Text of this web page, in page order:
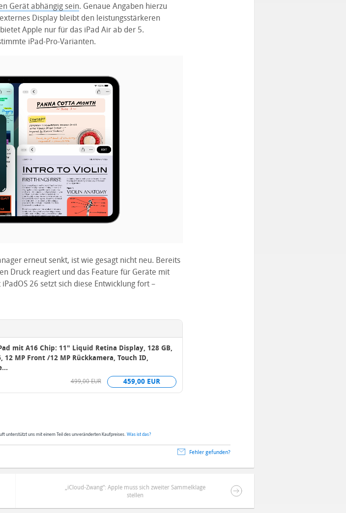
Gerät abhängig sein. Genaue Angaben hierzu
Display bleibt den leistungsstärkeren
Apple nur für das iPad Air ab der 5.
iPad-Pro-Varianten.
erneut senkt, ist wie gesagt nicht neu. Bereits
Druck reagiert und das Feature für Geräte mit
26 setzt sich diese Entwicklung fort –
mit A16 Chip: 11" Liquid Retina Display, 128 GB,
12 MP Front /12 MP Rückkamera, Touch ID,
459,00 EUR
499,00 EUR
unterstützt uns mit einem Teil des unveränderten Kaufpreises. Was ist das?
Fehler gefunden?
„iCloud-Zwang“: Apple muss sich zweiter Sammelklage
stellen